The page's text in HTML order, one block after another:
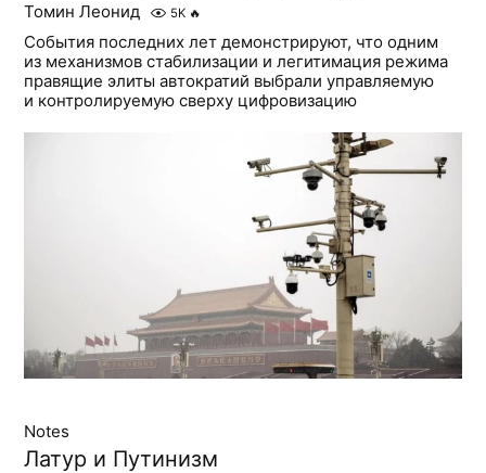
Томин Леонид 5K 🔥
События последних лет демонстрируют, что одним
из механизмов стабилизации и легитимация режима
правящие элиты автократий выбрали управляемую
и контролируемую сверху цифровизацию
Notes
Латур и Путинизм